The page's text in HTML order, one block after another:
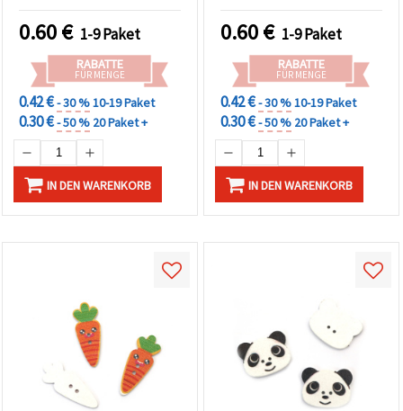
bunten Knöpfen für
Nähen, Schmuck &
kreative DIY-
Bastelprojekte
0.60€ 1-9 Paket
RABATTE
FÜR MENGE
0.42 €- 30 %10-19 Paket
0.30 €- 50 % 20 Paket +
IN DEN WARENKORB
0.60€ 1-9 Paket
RABATTE
FÜR MENGE
0.42 €- 30 %10-19 Paket
0.30 €- 50 % 20 Paket +
IN DEN WARENKORB